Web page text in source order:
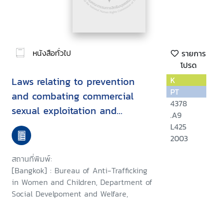
หนังสือทั่วไป
รายการ
โปรด
Laws relating to prevention
and combating commercial
sexual exploitation and
trafficking in women and
children
สถานที่พิมพ์:
[Bangkok] : Bureau of Anti-Trafficking
in Women and Children, Department of
Social Develpoment and Welfare,
K
PT
4378
.A9
L425
2003